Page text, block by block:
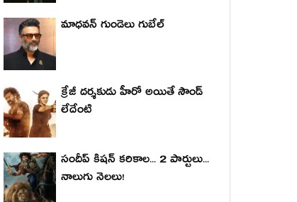
మాధ‌వ‌న్ గుండెలు గుబేల్‌
క్రేజీ దర్శకుడు హీరో అయితే సౌండ్
లేదేంటి
సందీప్ కిషన్ కరికాల... 2 పార్టులు...
నాలుగు నెలలు!